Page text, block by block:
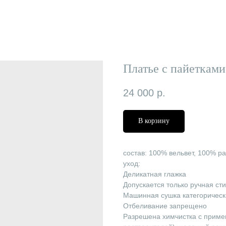
Платье с
24 000 р.
В корзину
состав: 100% вельвет, 100%
уход:
Деликатная глажка
Допускается только ручная
Машинная сушка
Отбеливание запрещено
Разрешена химчистка с